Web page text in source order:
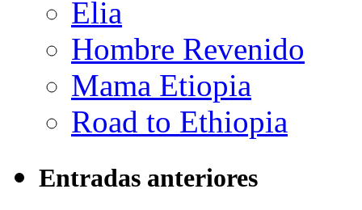
Elia
Hombre Revenido
Mama Etiopia
Road to Ethiopia
Entradas anteriores